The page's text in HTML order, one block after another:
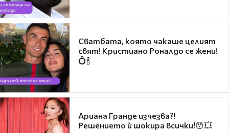
Сватбата, която чакаше целият
свят! Кристиано Роналдо се жени!
💍🍾
Ариана Гранде изчезва?!
Решението ѝ шокира всички!😯💥